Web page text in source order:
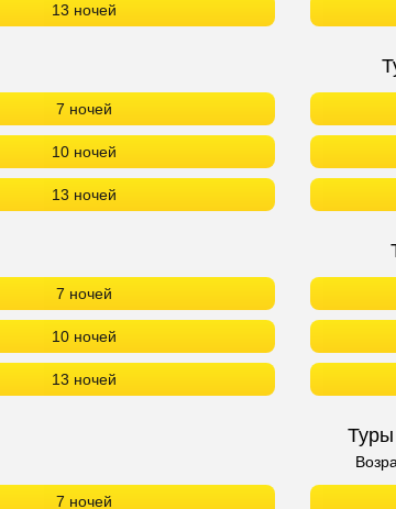
13 ночей
7 ночей
10 ночей
13 ночей
7 ночей
10 ночей
13 ночей
7 ночей